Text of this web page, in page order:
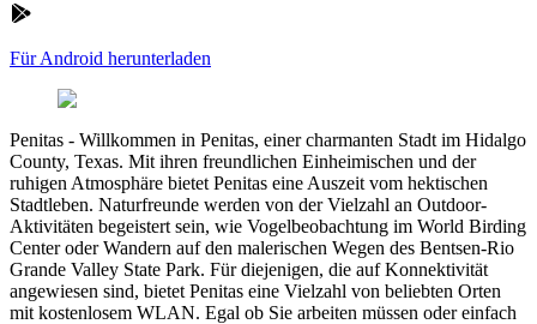
Für Android herunterladen
Penitas - Willkommen in Penitas, einer charmanten Stadt im Hidalgo
County, Texas. Mit ihren freundlichen Einheimischen und der
ruhigen Atmosphäre bietet Penitas eine Auszeit vom hektischen
Stadtleben. Naturfreunde werden von der Vielzahl an Outdoor-
Aktivitäten begeistert sein, wie Vogelbeobachtung im World Birding
Center oder Wandern auf den malerischen Wegen des Bentsen-Rio
Grande Valley State Park. Für diejenigen, die auf Konnektivität
angewiesen sind, bietet Penitas eine Vielzahl von beliebten Orten
mit kostenlosem WLAN. Egal ob Sie arbeiten müssen oder einfach